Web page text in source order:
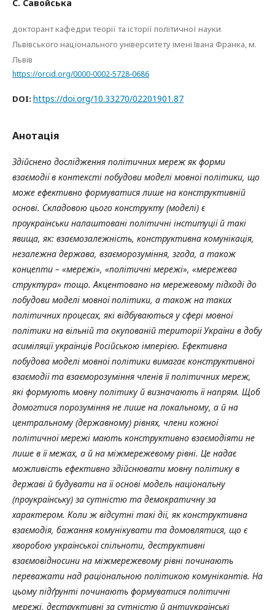
С. Савойська
докторант кафедри теорії та історії політичної науки
Львівського національного університету імені Івана Франка, м.
Львів
https://orcid.org/0000-0002-5728-0686
DOI: https://doi.org/10.33270/02201901.87
Анотація
Здійснено дослідження політичних мереж як форми
взаємодії в контексті побудови моделі мовної політики, що
може ефективно формуватися лише на конструктивній
основі. Складовою цього конструкту (моделі) є
проукраїнськи налаштовані політичні інституції й такі
явища, як: взаємозалежність, конструктивна комунікація,
незалежна держава, взаєморозуміння, згода, а також
концепти – «мережі», «політичні мережі», «мережева
структура» тощо. Акцентовано на мережевому підході до
побудови моделі мовної політики, а також на таких
політичних процесах, які відбуваються у сфері мовної
політики на вільній та окупованій території України в добу
асиміляції українців Російською імперією. Ефективна
побудова моделі мовної політики вимагає конструктивної
взаємодії та взаєморозуміння членів її політичних мереж,
які формують мовну політику й визначають її напрям. Щоб
домогтися порозуміння не лише на локальному, а й на
центральному (державному) рівнях, члени кожної
політичної мережі мають конструктивно взаємодіяти не
лише в її межах, а й на міжмережевому рівні. Це надає
можливість ефективно здійснювати мовну політику в
державі й будувати на її основі модель національну
(проукраїнську) за сутністю та демократичну за
характером. Коли ж відсутні такі дії, як конструктивна
взаємодія, бажання комунікувати та домовлятися, що є
хворобою української спільноти, деструктивні
взаємовідносини на міжмережевому рівні починають
переважати над раціональною політикою комунікантів. На
цьому підґрунті починають формуватися політичні
мережі, деструктивні за сутністю й антиукраїнські